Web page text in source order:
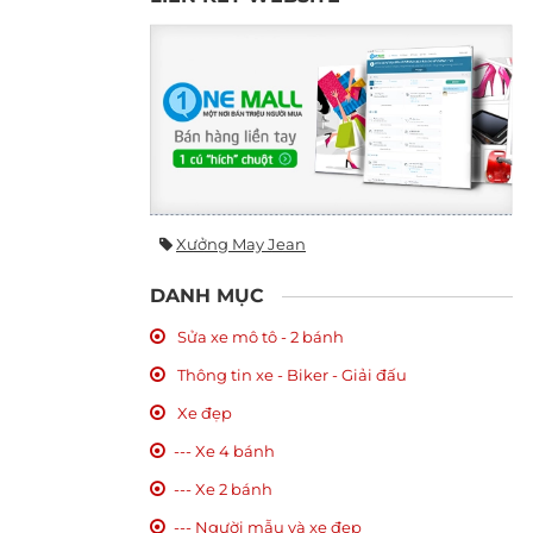
Xưởng May Jean
DANH MỤC
Sửa xe mô tô - 2 bánh
Thông tin xe - Biker - Giải đấu
Xe đẹp
--- Xe 4 bánh
--- Xe 2 bánh
--- Người mẫu và xe đẹp